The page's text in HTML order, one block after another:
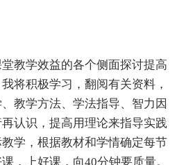
教学效益的各个侧面探讨提高
将积极学习，翻阅有关资料，
教学方法、学法指导、智力因
认识，提高用理论来指导实践
学，根据教材和学情确定每节
，上好课，向40分钟要质量。